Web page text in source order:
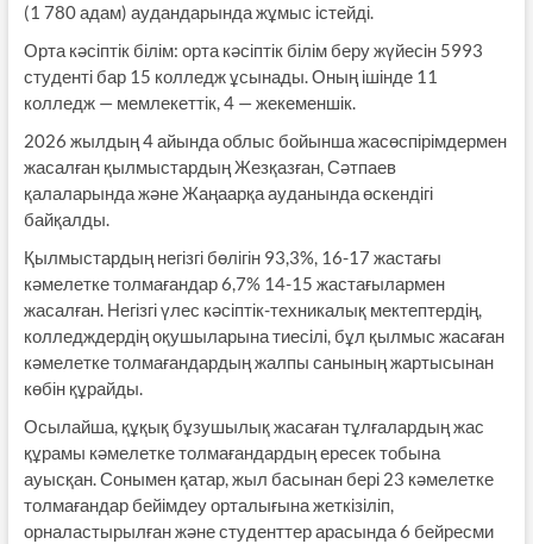
(1 780 адам) аудандарында жұмыс істейді.
Орта кәсіптік білім: орта кәсіптік білім беру жүйесін 5993
студенті бар 15 колледж ұсынады. Оның ішінде 11
колледж — мемлекеттік, 4 — жекеменшік.
2026 жылдың 4 айында облыс бойынша жасөспірімдермен
жасалған қылмыстардың Жезқазған, Сәтпаев
қалаларында және Жаңаарқа ауданында өскендігі
байқалды.
Қылмыстардың негізгі бөлігін 93,3%, 16-17 жастағы
кәмелетке толмағандар 6,7% 14-15 жастағылармен
жасалған. Негізгі үлес кәсіптік-техникалық мектептердің,
колледждердің оқушыларына тиесілі, бұл қылмыс жасаған
кәмелетке толмағандардың жалпы санының жартысынан
көбін құрайды.
Осылайша, құқық бұзушылық жасаған тұлғалардың жас
құрамы кәмелетке толмағандардың ересек тобына
ауысқан. Сонымен қатар, жыл басынан бері 23 кәмелетке
толмағандар бейімдеу орталығына жеткізіліп,
орналастырылған және студенттер арасында 6 бейресми